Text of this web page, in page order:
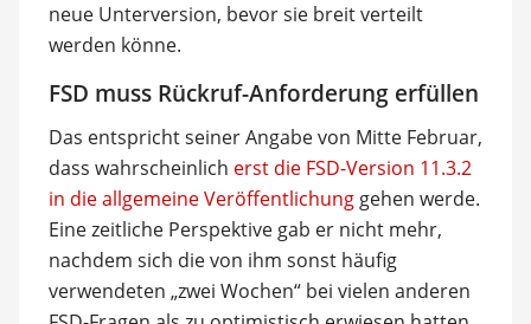
neue Unterversion, bevor sie breit verteilt
werden könne.
FSD muss Rückruf-Anforderung erfüllen
Das entspricht seiner Angabe von Mitte Februar,
dass wahrscheinlich erst die FSD-Version 11.3.2
in die allgemeine Veröffentlichunggehen werde.
Eine zeitliche Perspektive gab er nicht mehr,
nachdem sich die von ihm sonst häufig
verwendeten „zwei Wochen“ bei vielen anderen